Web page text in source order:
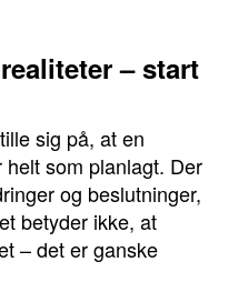
– start
sig på, at en
som planlagt. Der
og beslutninger,
betyder ikke, at
– det er ganske